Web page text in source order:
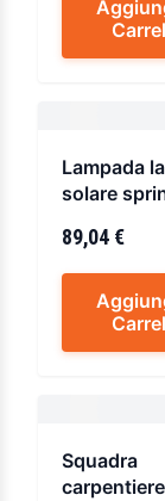
Lampada
solare
89,04 €
Squadra
carpentiere